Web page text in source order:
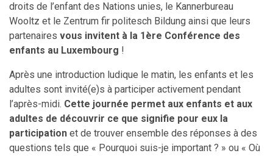
droits de l’enfant des Nations unies, le Kannerbureau
Wooltz et le Zentrum fir politesch Bildung ainsi que leurs
partenaires vous invitent à la 1ère Conférence des
enfants au Luxembourg !
Après une introduction ludique le matin, les enfants et les
adultes sont invité(e)s à participer activement pendant
l’après-midi. Cette journée permet aux enfants et aux
adultes de découvrir ce que signifie pour eux la
participation et de trouver ensemble des réponses à des
questions tels que « Pourquoi suis-je important ? » ou « Où